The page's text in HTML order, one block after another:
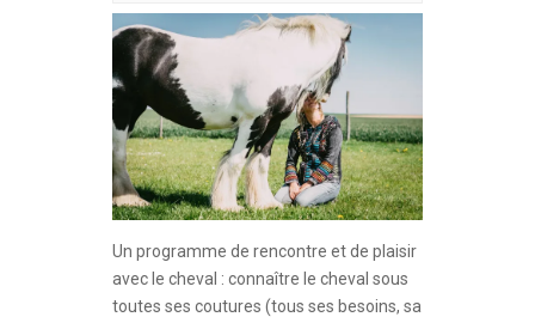
Un programme de rencontre et de plaisir
avec le cheval : connaître le cheval sous
toutes ses coutures (tous ses besoins, sa